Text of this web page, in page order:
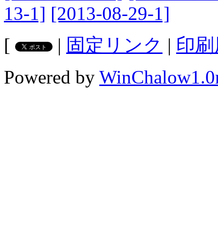
13-1] [2013-08-29-1]
[
| 固定リンク | 印
Powered by